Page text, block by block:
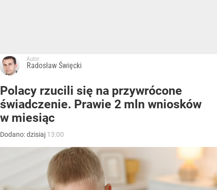
Autor:
Radosław Święcki
Polacy rzucili się na przywrócone
świadczenie. Prawie 2 mln wniosków
w miesiąc
Dodano:dzisiaj 13:00